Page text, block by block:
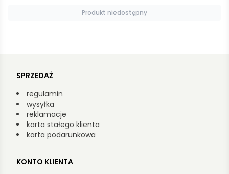
Produkt niedostępny
SPRZEDAŻ
regulamin
wysyłka
reklamacje
karta stałego klienta
karta podarunkowa
KONTO KLIENTA